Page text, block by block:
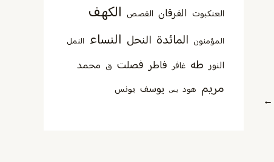
←
العنكبوت الفرقان القصص الكهف
المؤمنون المائدة النحل النساء النمل
النور طه غافر فاطر فصلت ق محمد
مريم هود يس يوسف يونس